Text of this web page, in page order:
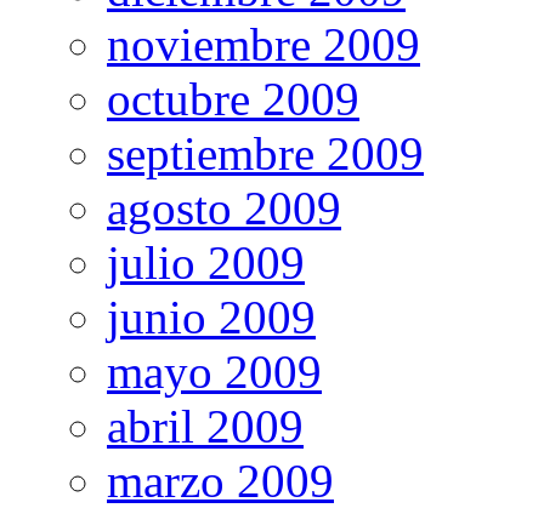
noviembre 2009
octubre 2009
septiembre 2009
agosto 2009
julio 2009
junio 2009
mayo 2009
abril 2009
marzo 2009